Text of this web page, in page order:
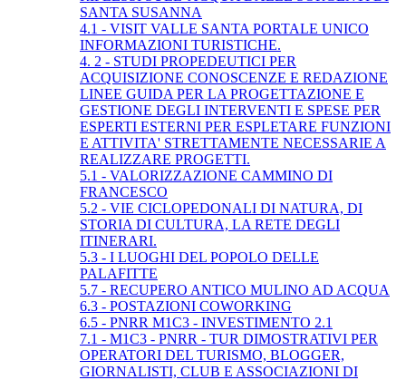
SANTA SUSANNA
4.1 - VISIT VALLE SANTA PORTALE UNICO
INFORMAZIONI TURISTICHE.
4. 2 - STUDI PROPEDEUTICI PER
ACQUISIZIONE CONOSCENZE E REDAZIONE
LINEE GUIDA PER LA PROGETTAZIONE E
GESTIONE DEGLI INTERVENTI E SPESE PER
ESPERTI ESTERNI PER ESPLETARE FUNZIONI
E ATTIVITA' STRETTAMENTE NECESSARIE A
REALIZZARE PROGETTI.
5.1 - VALORIZZAZIONE CAMMINO DI
FRANCESCO
5.2 - VIE CICLOPEDONALI DI NATURA, DI
STORIA DI CULTURA, LA RETE DEGLI
ITINERARI.
5.3 - I LUOGHI DEL POPOLO DELLE
PALAFITTE
5.7 - RECUPERO ANTICO MULINO AD ACQUA
6.3 - POSTAZIONI COWORKING
6.5 - PNRR M1C3 - INVESTIMENTO 2.1
7.1 - M1C3 - PNRR - TUR DIMOSTRATIVI PER
OPERATORI DEL TURISMO, BLOGGER,
GIORNALISTI, CLUB E ASSOCIAZIONI DI